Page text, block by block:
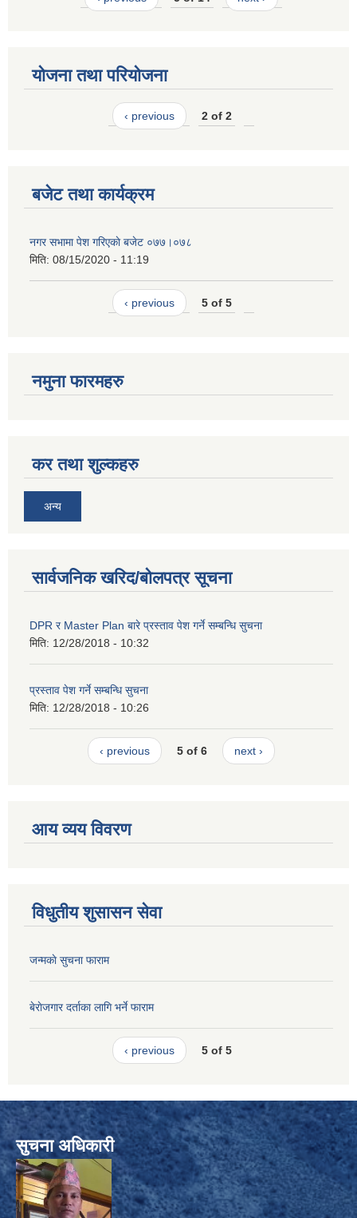
योजना तथा परियोजना
‹ previous 2 of 2
बजेट तथा कार्यक्रम
नगर सभामा पेश गरिएकाे बजेट ०७७।०७८
मिति: 08/15/2020 - 11:19
‹ previous 5 of 5
नमुना फारमहरु
कर तथा शुल्कहरु
अन्य
सार्वजनिक खरिद/बोलपत्र सूचना
DPR र Master Plan बारे प्रस्ताव पेश गर्ने सम्बन्धि सुचना
मिति: 12/28/2018 - 10:32
प्रस्ताव पेश गर्ने सम्बन्धि सुचना
मिति: 12/28/2018 - 10:26
‹ previous 5 of 6 next ›
आय व्यय विवरण
विधुतीय शुसासन सेवा
जन्मकाे सुचना फाराम
बेराेजगार दर्ताका लागि भर्ने फाराम
‹ previous 5 of 5
सुचना अधिकारी